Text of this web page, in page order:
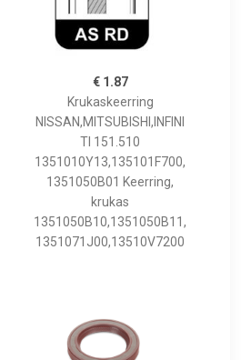
€ 1.87
Krukaskeerring
NISSAN,MITSUBISHI,INFINI
TI 151.510
1351010Y13,135101F700,
1351050B01 Keerring,
krukas
1351050B10,1351050B11,
1351071J00,13510V7200